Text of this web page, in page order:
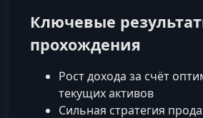
Ключевые
прохождения
Рост дохода за счёт
текущих активов
Сильная стратегия